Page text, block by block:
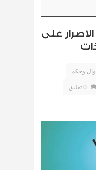
على
وحكم
0 تعليق